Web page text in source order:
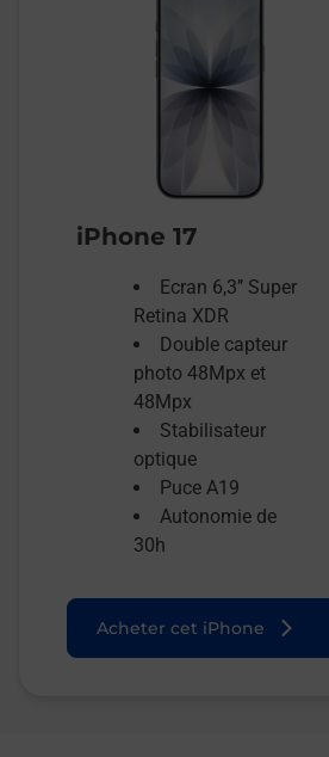
iPhone 17
Ecran 6,3’’ Super
Retina XDR
Double capteur
photo 48Mpx et
48Mpx
Stabilisateur
optique
Puce A19
Autonomie de
30h
Acheter cet iPhone